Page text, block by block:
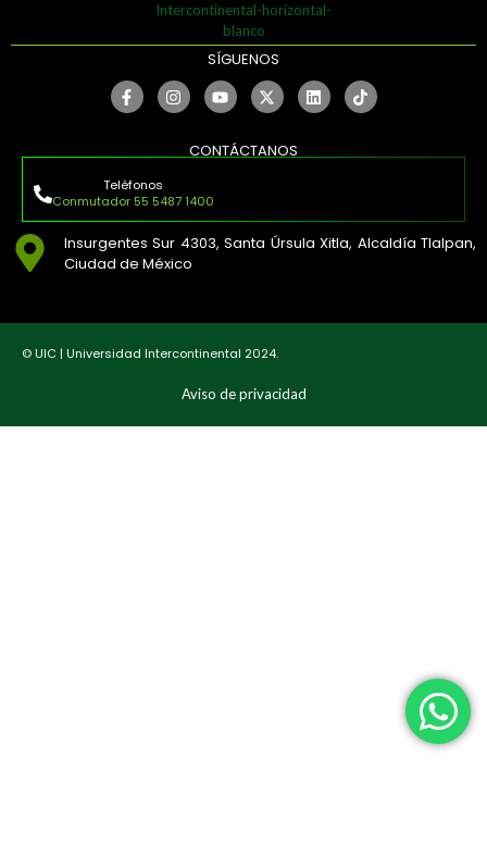
SÍGUENOS
CONTÁCTANOS
Teléfonos
Conmutador 55 5487 1400
Insurgentes Sur 4303, Santa Úrsula Xitla, Alcaldía Tlalpan,
Ciudad de México
© UIC | Universidad Intercontinental 2024.
Aviso de privacidad